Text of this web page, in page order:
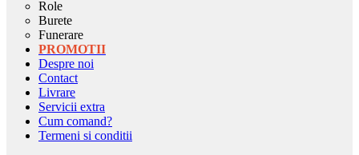
Role
Burete
Funerare
PROMOTII
Despre noi
Contact
Livrare
Servicii extra
Cum comand?
Termeni si conditii